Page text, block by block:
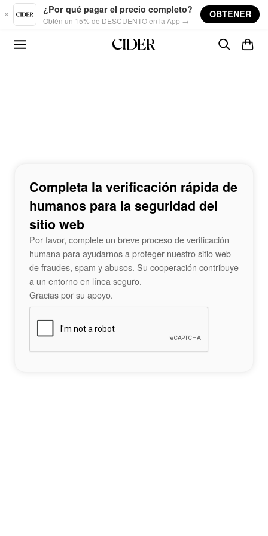
Skip to main content
¿Por qué pagar el precio completo?
Obtén un 15% de DESCUENTO en la App →
OBTENER
Completa la verificación rápida de
humanos para la seguridad del
sitio web
Por favor, complete un breve proceso de verificación
humana para ayudarnos a proteger nuestro sitio web
de fraudes, spam y abusos. Su cooperación contribuye
a un entorno en línea seguro.
Gracias por su apoyo.